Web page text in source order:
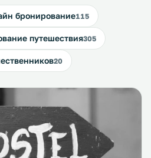
бронирование115
путешествия305
20